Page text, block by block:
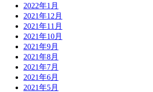
2022年1月
2021年12月
2021年11月
2021年10月
2021年9月
2021年8月
2021年7月
2021年6月
2021年5月